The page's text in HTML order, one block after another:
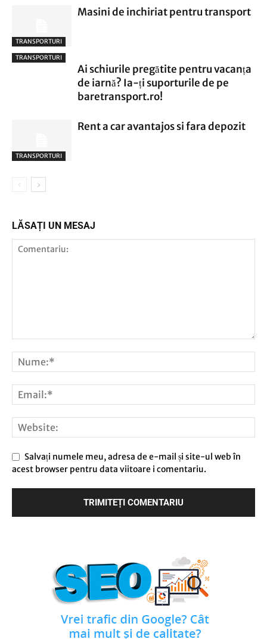
TRANSPORTURI
Masini de inchiriat pentru transport
TRANSPORTURI
Ai schiurile pregătite pentru vacanța
de iarnă? Ia-ți suporturile de pe
baretransport.ro!
TRANSPORTURI
Rent a car avantajos si fara depozit
LĂSAȚI UN MESAJ
Salvați numele meu, adresa de e-mail și site-ul web în
acest browser pentru data viitoare i comentariu.